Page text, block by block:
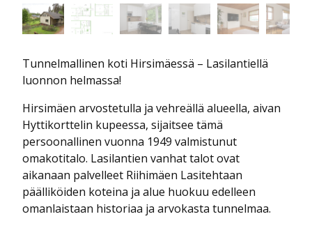
Tunnelmallinen koti Hirsimäessä – Lasilantiellä
luonnon helmassa!
Hirsimäen arvostetulla ja vehreällä alueella, aivan
Hyttikorttelin kupeessa, sijaitsee tämä
persoonallinen vuonna 1949 valmistunut
omakotitalo. Lasilantien vanhat talot ovat
aikanaan palvelleet Riihimäen Lasitehtaan
päälliköiden koteina ja alue huokuu edelleen
omanlaistaan historiaa ja arvokasta tunnelmaa.